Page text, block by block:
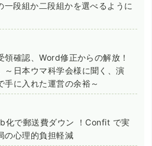
段組か二段組かを選べるように
領確認、Word修正からの解放！
～日本ウマ科学会様に聞く、演
手に入れた運営の余裕～
化で郵送費ダウン ！Confit で実
の心理的負担軽減